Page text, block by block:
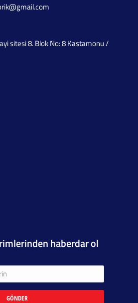
sitesi 8. Blok No: 8 Kastamonu /
haberdar ol
GÖNDER